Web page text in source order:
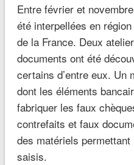
Entre février et
été interpellées en
de la France. Deux
documents ont été
certains d’entre eux. Un
dont les éléments
fabriquer les faux
contrefaits et faux
des matériels
saisis.